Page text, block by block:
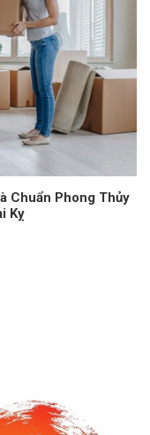
Chuẩn Phong Thủy
Kỵ